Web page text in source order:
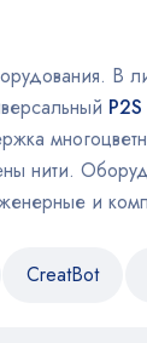
В
нити.
и
CreatBot